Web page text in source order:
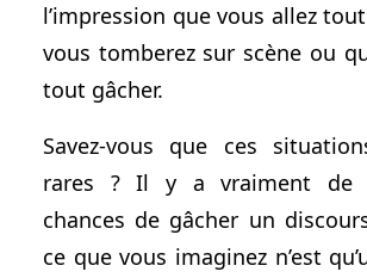
l’impression que vous allez
vous tomberez sur scène ou
tout gâcher.
Savez-vous que ces
rares ? Il y a vraiment de
chances de gâcher un
ce que vous imaginez n’est